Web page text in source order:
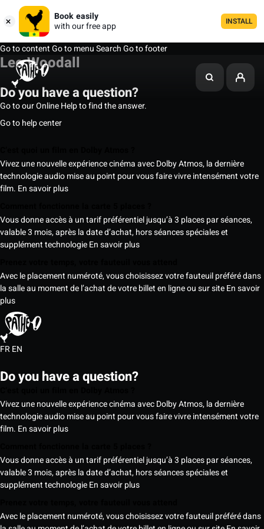
Book easily
with our free app
INSTALL
Go to contentGo to menuSearchGo to footer
Leo Woodall
Do you have a question?
Go to our Online Help to find the answer.
Go to help center
Vivez une nouvelle expérience cinéma avec Dolby Atmos, la dernière
technologie audio mise au point pour vous faire vivre intensément votre
film. En savoir plus
Vous donne accès à un tarif préférentiel jusqu’à 3 places par séances,
valable 3 mois, après la date d’achat, hors séances spéciales et
supplément technologieEn savoir plus
Avec le placement numéroté, vous choisissez votre fauteuil préféré dans
la salle au moment de l’achat de votre billet en ligne ou sur siteEn savoir
plus
FREN
Do you have a question?
Vivez une nouvelle expérience cinéma avec Dolby Atmos, la dernière
technologie audio mise au point pour vous faire vivre intensément votre
film. En savoir plus
Vous donne accès à un tarif préférentiel jusqu’à 3 places par séances,
valable 3 mois, après la date d’achat, hors séances spéciales et
supplément technologieEn savoir plus
Avec le placement numéroté, vous choisissez votre fauteuil préféré dans